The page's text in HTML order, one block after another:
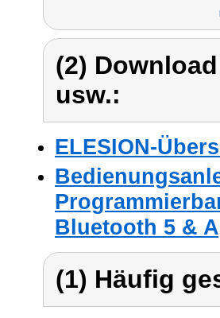
(2)
usw.:
ELESION-
Bluetooth 5 &
(1) Häufig